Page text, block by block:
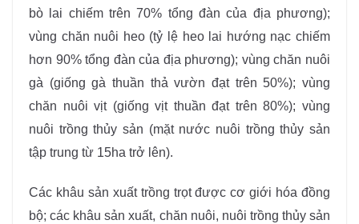
bò lai chiếm trên 70% tổng đàn của địa phương);
vùng chăn nuôi heo (tỷ lệ heo lai hướng nạc chiếm
hơn 90% tổng đàn của địa phương); vùng chăn nuôi
gà (giống gà thuần thả vườn đạt trên 50%); vùng
chăn nuôi vịt (giống vịt thuần đạt trên 80%); vùng
nuôi trồng thủy sản (mặt nước nuôi trồng thủy sản
tập trung từ 15ha trở lên).
Các khâu sản xuất trồng trọt được cơ giới hóa đồng
bộ; các khâu sản xuất, chăn nuôi, nuôi trồng thủy sản